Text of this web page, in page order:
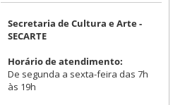
Secretaria de Cultura e Arte -
SECARTE
Horário de atendimento:
De segunda a sexta-feira das 7h
às 19h